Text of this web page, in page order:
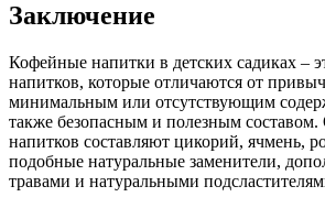
Заключение
Кофейные напитки в детских садиках –
напитков, которые отличаются от
минимальным или отсутствующим
также безопасным и полезным составом.
напитков составляют цикорий, ячмень,
подобные натуральные заменители,
травами и натуральными